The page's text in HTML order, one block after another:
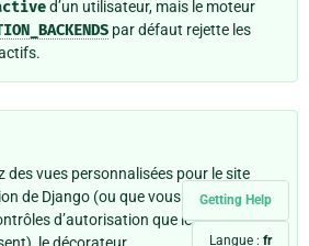
Getting Help
Langue : fr
d’un utilisateur, mais le moteur
par défaut rejette les
des vues personnalisées pour le site
de Django (ou que vous avez besoin
d’autorisation que les vues